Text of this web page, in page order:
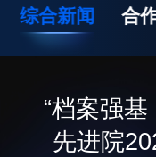
院长寄语
现任领导
统计数据
研究机构
综合新闻 合
“档案强
先进院